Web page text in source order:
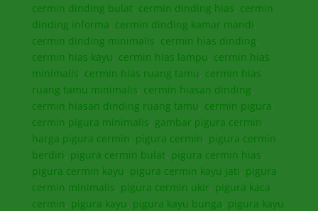
cermin dinding bulat, cermin dinding hias, cermin
dinding informa, cermin dinding kamar mandi,
cermin dinding minimalis, cermin hias dinding,
cermin hias kayu, cermin hias lampu, cermin hias
minimalis, cermin hias ruang tamu, cermin hias
ruang tamu minimalis, cermin hiasan dinding,
cermin hiasan dinding ruang tamu, cermin pigura,
cermin pigura minimalis, gambar pigura cermin,
harga pigura cermin, pigura cermin, pigura cermin
berdiri, pigura cermin bulat, pigura cermin hias,
pigura cermin kayu, pigura cermin kayu jati, pigura
cermin minimalis, pigura cermin ukir, pigura kaca
cermin, pigura kayu, pigura kayu bunga, pigura kayu